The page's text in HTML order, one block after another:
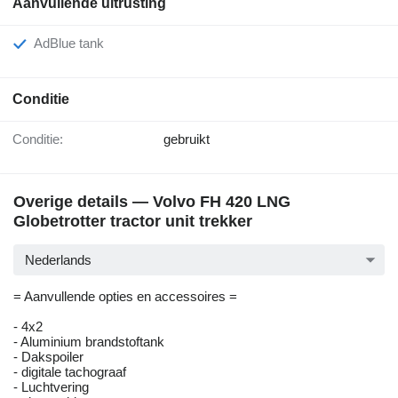
Aanvullende uitrusting
AdBlue tank
Conditie
Conditie: gebruikt
Overige details — Volvo FH 420 LNG
Globetrotter tractor unit trekker
Nederlands
= Aanvullende opties en accessoires =
- 4x2
- Aluminium brandstoftank
- Dakspoiler
- digitale tachograaf
- Luchtvering